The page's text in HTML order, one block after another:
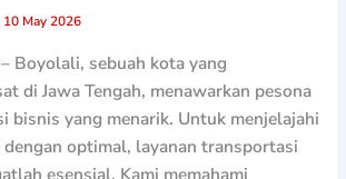
10 May 2026
Boyolali, sebuah kota yang
di Jawa Tengah, menawarkan pesona
bisnis yang menarik. Untuk menjelajahi
optimal, layanan transportasi
esensial. Kami memahami